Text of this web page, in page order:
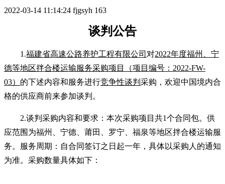
2022-03-14 11:14:24 fjgsyh 163
谈判公告
1.福建省高速公路养护工程有限公司 对2022年度福州、宁
德等地区拌合楼运输服务采购项目（项目编号： 2022-FW-
03） 的下述内容和服务进行竞争性谈判 采购，欢迎中国境内合
格的供应商前来参加谈判。
2.谈判采购内容和要求：本次采购项目共1个合同包。 供
应范围 为福州、宁德、 莆田、 罗宁、福泉等地区拌合楼运输服
务。服务周期：自合同签订之日起一年，具体以采购人的通知
为准。采购数量具体如下：